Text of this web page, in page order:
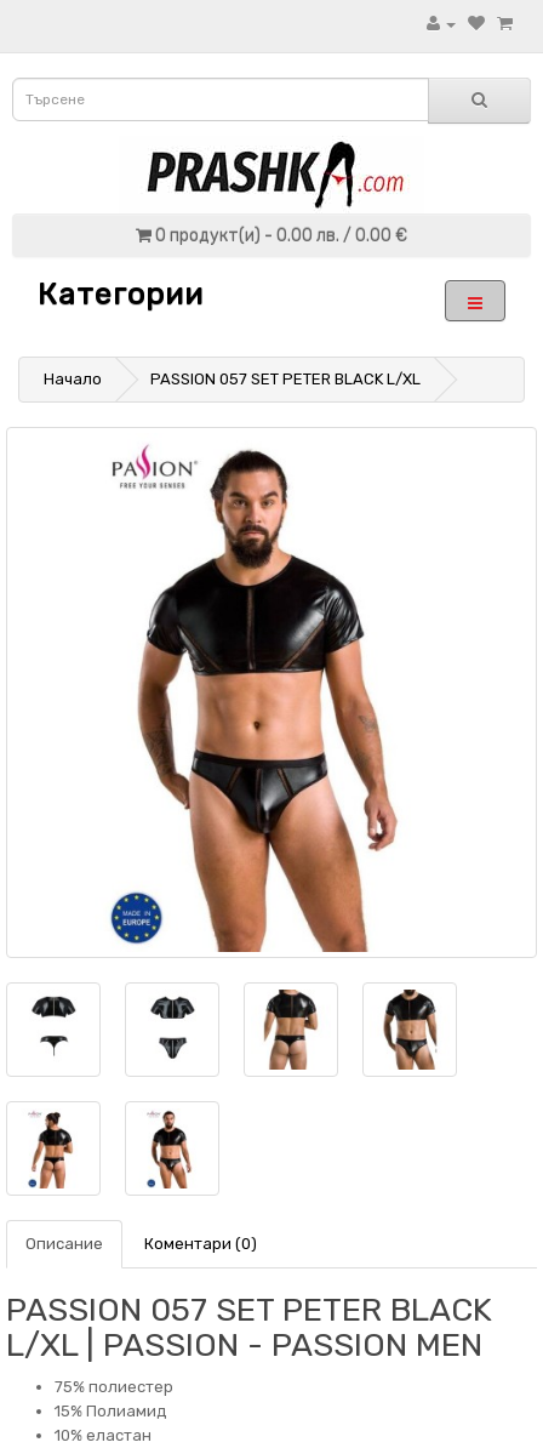
0 продукт(и) - 0.00 лв. / 0.00 €
Категории
Начало PASSION 057 SET PETER BLACK L/XL
Описание Коментари (0)
PASSION 057 SET PETER BLACK
L/XL | PASSION - PASSION MEN
75% полиестер
15% Полиамид
10% еластан